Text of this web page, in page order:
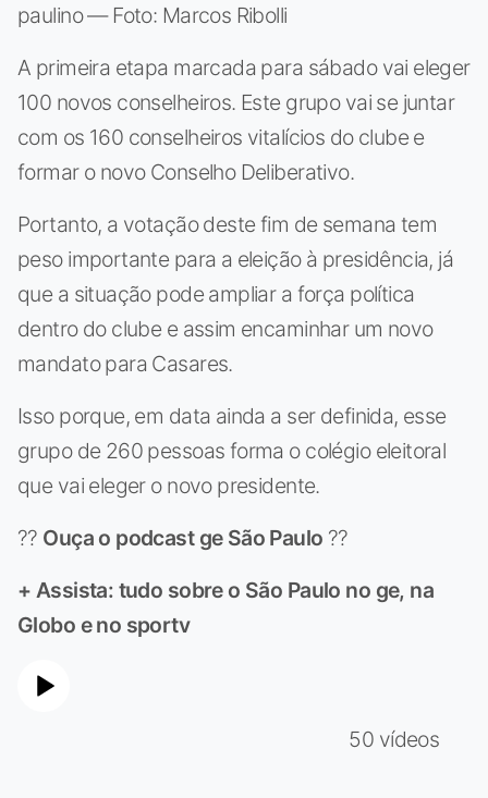
paulino — Foto: Marcos Ribolli
A primeira etapa marcada para sábado vai eleger
100 novos conselheiros. Este grupo vai se juntar
com os 160 conselheiros vitalícios do clube e
formar o novo Conselho Deliberativo.
Portanto, a votação deste fim de semana tem
peso importante para a eleição à presidência, já
que a situação pode ampliar a força política
dentro do clube e assim encaminhar um novo
mandato para Casares.
Isso porque, em data ainda a ser definida, esse
grupo de 260 pessoas forma o colégio eleitoral
que vai eleger o novo presidente.
?? Ouça o podcast ge São Paulo ??
+ Assista: tudo sobre o São Paulo no ge, na
Globo e no sportv
50 vídeos